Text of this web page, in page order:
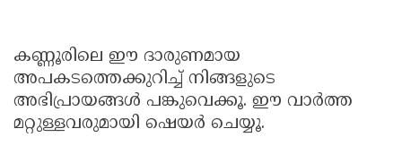
കണ്ണൂരിലെ ഈ ദാരുണമായ
അപകടത്തെക്കുറിച്ച് നിങ്ങളുടെ
അഭിപ്രായങ്ങൾ പങ്കുവെക്കൂ. ഈ വാർത്ത
മറ്റുള്ളവരുമായി ഷെയർ ചെയ്യൂ.